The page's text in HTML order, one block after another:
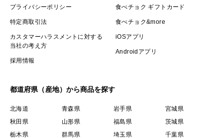
プライバシーポリシー
特定商取引法
カスタマーハラスメントに対する
当社の考え方
採用情報
食べチョク ギフトカード
食べチョク&more
iOSアプリ
Androidアプリ
都道府県（産地）から商品を探す
北海道 青森県 岩手県
宮城県
秋田県
山形県 福島県
茨城県
栃木県
群馬県 埼玉県
千葉県